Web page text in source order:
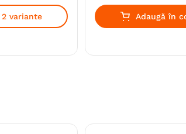
2 variante Adaugă în